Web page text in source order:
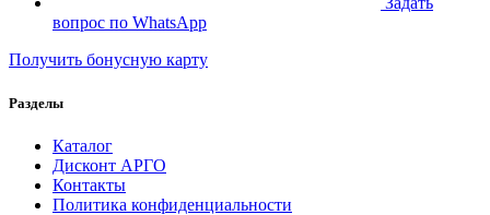
вопрос по WhatsApp
Получить бонусную карту
Разделы
Каталог
Дисконт АРГО
Контакты
Политика конфиденциальности